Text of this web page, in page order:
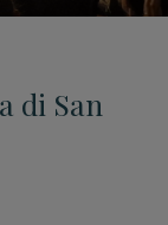
di San